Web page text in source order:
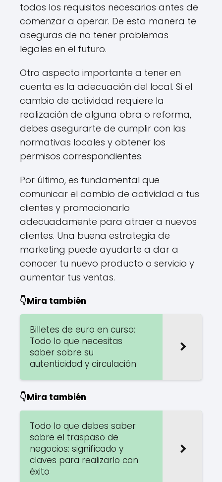
todos los requisitos necesarios antes de
comenzar a operar. De esta manera te
aseguras de no tener problemas
legales en el futuro.
Otro aspecto importante a tener en
cuenta es la adecuación del local. Si el
cambio de actividad requiere la
realización de alguna obra o reforma,
debes asegurarte de cumplir con las
normativas locales y obtener los
permisos correspondientes.
Por último, es fundamental que
comunicar el cambio de actividad a tus
clientes y promocionarlo
adecuadamente para atraer a nuevos
clientes. Una buena estrategia de
marketing puede ayudarte a dar a
conocer tu nuevo producto o servicio y
aumentar tus ventas.
👇Mira también
Billetes de euro en curso:
Todo lo que necesitas
saber sobre su
autenticidad y circulación
👇Mira también
Todo lo que debes saber
sobre el traspaso de
negocios: significado y
claves para realizarlo con
éxito